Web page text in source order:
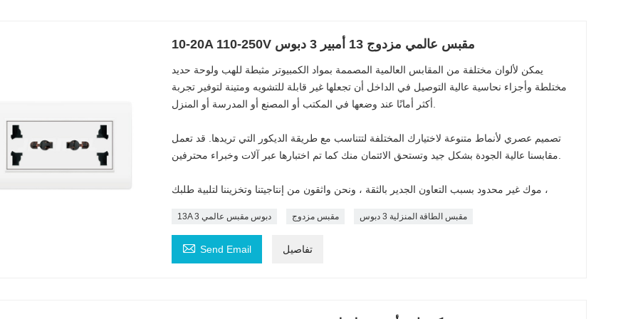
10-20A 110-250V مقبس عالمي مزدوج 13 أمبير 3 دبوس
يمكن لألوان مختلفة من المقابس العالمية المصممة بمواد الكمبيوتر مثبطة للهب ولوحة حديد
مختلطة وأجزاء نحاسية عالية التوصيل في الداخل أن تجعلها غير قابلة للتشويه ومتينة لتوفير تجربة
تصميم عصري لأنماط متنوعة لاختيارك المختلفة لتتناسب مع طريقة الديكور التي تريدها. قد تعمل
موك غير محدود بسبب التعاون الجدير بالثقة ، ونحن واثقون من إنتاجيتنا وتخزيننا لتلبية طلبك ،
13A 3 دبوس مقبس عالمي مقبس مزدوج مقبس الطاقة المنزلية 3 دبوس
 Send Email تفاصيل